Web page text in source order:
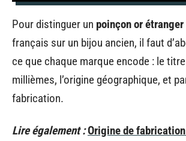
Pour distinguer un poinçon or étranger
français sur un bijou ancien, il faut
ce que chaque marque encode : le
millièmes, l’origine géographique, et
fabrication.
Lire également :Origine de